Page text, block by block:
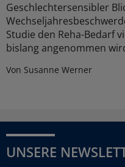
Geschlechtersensibler
Studie den Reha-Bedarf
bislang angenommen
Von Susanne Werner
UNSERE